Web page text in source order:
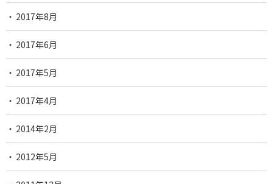
2017年8月
2017年6月
2017年5月
2017年4月
2014年2月
2012年5月